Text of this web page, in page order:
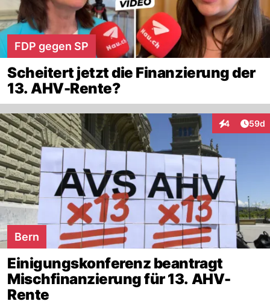
FDP gegen SP
Scheitert jetzt die Finanzierung der
13. AHV-Rente?
4
Interaktionen
59d
Bern
Einigungskonferenz beantragt
Mischfinanzierung für 13. AHV-
Rente